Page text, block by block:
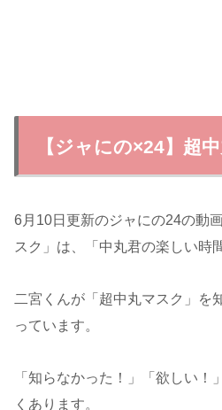
【ジャにの×24】超
6月10日更新のジャにの24の動
スク」は、「中丸君の楽しい時
二宮くんが「超中丸マスク」を
っています。
「知らなかった！」「欲しい！
くあります。